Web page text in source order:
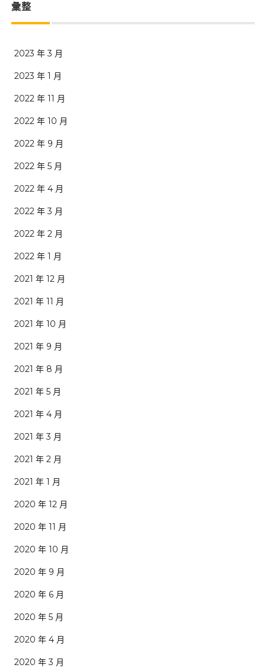
彙整
2023 年 3 月
2023 年 1 月
2022 年 11 月
2022 年 10 月
2022 年 9 月
2022 年 5 月
2022 年 4 月
2022 年 3 月
2022 年 2 月
2022 年 1 月
2021 年 12 月
2021 年 11 月
2021 年 10 月
2021 年 9 月
2021 年 8 月
2021 年 5 月
2021 年 4 月
2021 年 3 月
2021 年 2 月
2021 年 1 月
2020 年 12 月
2020 年 11 月
2020 年 10 月
2020 年 9 月
2020 年 6 月
2020 年 5 月
2020 年 4 月
2020 年 3 月